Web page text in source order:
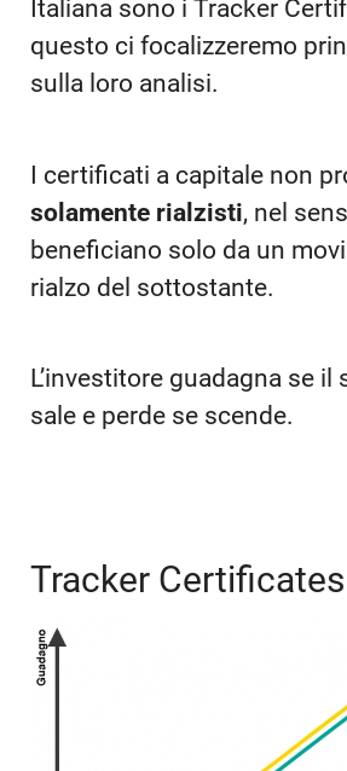
Italiana sono i Tracker
questo ci focalizzeremo
sulla loro analisi.
I certificati a capitale non
solamente rialzisti, nel
beneficiano solo da un
rialzo del sottostante.
L’investitore guadagna se
sale e perde se scende.
Tracker Certificates